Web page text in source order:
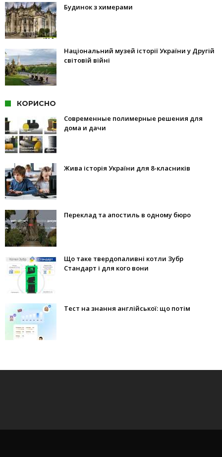
Будинок з химерами
Національний музей історії України у Другій
світовій війні
КОРИСНО
Современные полимерные решения для
дома и дачи
Жива історія України для 8-класників
Переклад та апостиль в одному бюро
Що таке твердопаливні котли Зубр
Стандарт і для кого вони
Тест на знання англійської: що потім